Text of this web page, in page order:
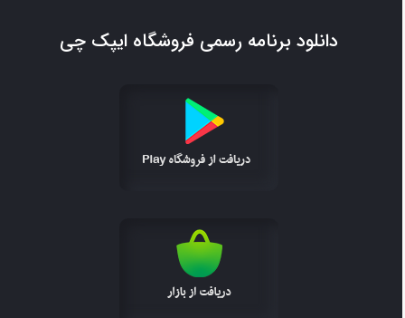
دانلود برنامه رسمی فروشگاه ایپک چی